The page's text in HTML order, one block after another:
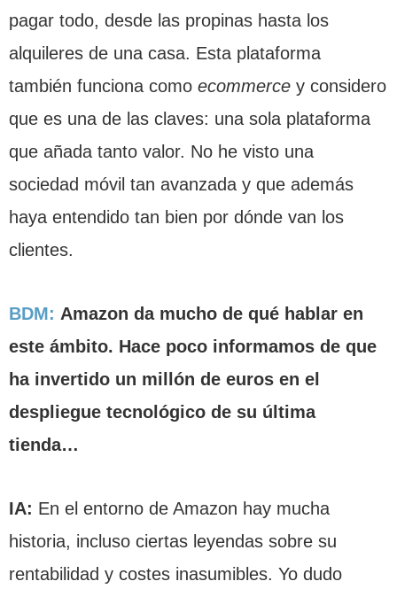
pagar todo, desde las propinas hasta los
alquileres de una casa. Esta plataforma
también funciona como ecommerce y considero
que es una de las claves: una sola plataforma
que añada tanto valor. No he visto una
sociedad móvil tan avanzada y que además
haya entendido tan bien por dónde van los
clientes.
BDM: Amazon da mucho de qué hablar en
este ámbito. Hace poco informamos de que
ha invertido un millón de euros en el
despliegue tecnológico de su última
tienda…
IA: En el entorno de Amazon hay mucha
historia, incluso ciertas leyendas sobre su
rentabilidad y costes inasumibles. Yo dudo